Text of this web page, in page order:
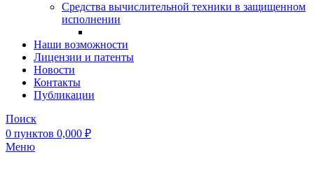
Средства вычислительной техники в защищенном
исполнении
Наши возможности
Лицензии и патенты
Новости
Контакты
Публикации
Поиск
0 пунктов 0,000 ₽
Меню